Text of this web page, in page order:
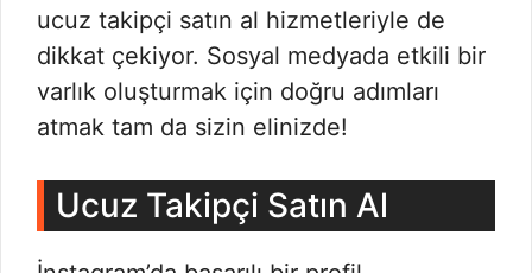
ucuz takipçi satın al hizmetleriyle de
dikkat çekiyor. Sosyal medyada etkili bir
varlık oluşturmak için doğru adımları
atmak tam da sizin elinizde!
Ucuz Takipçi Satın Al